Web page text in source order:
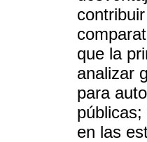
que la
analizar
para
en las